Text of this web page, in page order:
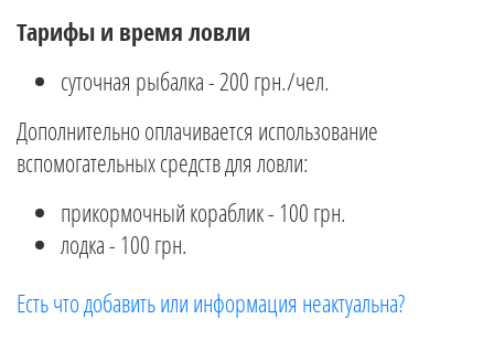
Тарифы и время ловли
суточная рыбалка - 200 грн./чел.
Дополнительно оплачивается использование
вспомогательных средств для ловли:
прикормочный кораблик - 100 грн.
лодка - 100 грн.
Есть что добавить или информация неактуальна?